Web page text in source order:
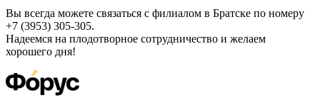
Вы всегда можете связаться с филиалом в Братске по номеру
+7 (3953) 305-305.
Надеемся на плодотворное сотрудничество и желаем
хорошего дня!